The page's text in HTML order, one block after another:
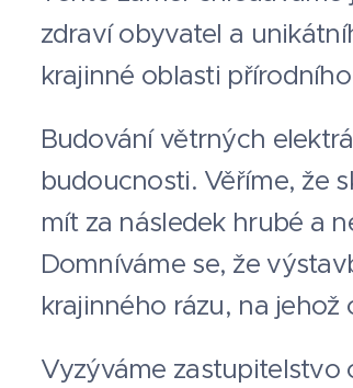
zdraví obyvatel a
krajinné oblasti
Budování větrných
budoucnosti. Věříme, že
mít za následek hrubé a
Domníváme se, že
krajinného rázu, na
Vyzýváme zastupitelstvo